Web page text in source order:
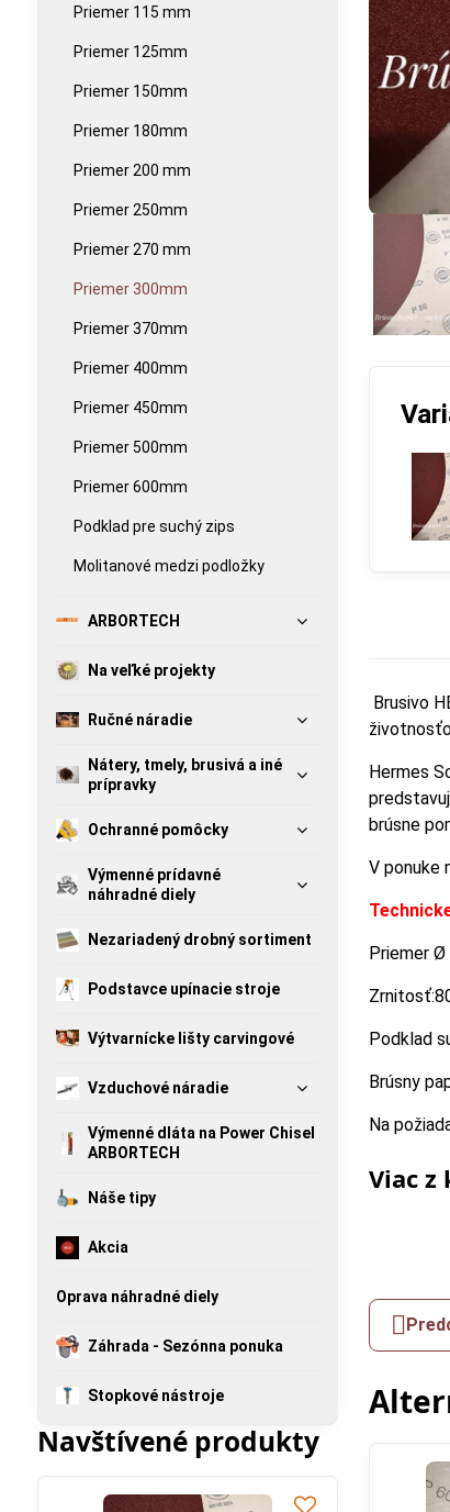
Brusivo
Hermes
brúsne
V ponuke
Priemer Ø
Podklad
Brúsny
Na
Viac z
Priemer 115 mm
Priemer 125mm
Priemer 150mm
Priemer 180mm
Priemer 200 mm
Priemer 250mm
Priemer 270 mm
Priemer 300mm
Priemer 370mm
Priemer 400mm
Priemer 450mm
Priemer 500mm
Priemer 600mm
Podklad pre suchý zips
Molitanové medzi podložky
ARBORTECH
Na veľké projekty
Ručné náradie
Nátery, tmely, brusivá a iné
prípravky
Ochranné pomôcky
Výmenné prídavné
náhradné diely
Nezariadený drobný sortiment
Podstavce upínacie stroje
Výtvarnícke lišty carvingové
Vzduchové náradie
Výmenné dláta na Power Chisel
ARBORTECH
Náše tipy
Akcia
Oprava náhradné diely
Záhrada - Sezónna ponuka
Stopkové nástroje
Navštívené produkty